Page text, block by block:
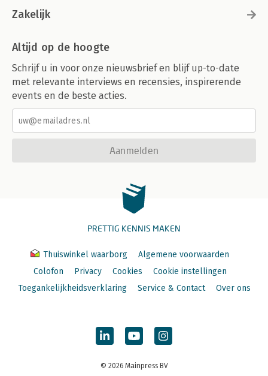
Zakelijk
Altijd op de hoogte
Schrijf u in voor onze nieuwsbrief en blijf up-to-date
met relevante interviews en recensies, inspirerende
events en de beste acties.
Aanmelden
PRETTIG KENNIS MAKEN
Thuiswinkel waarborg
Algemene voorwaarden
Colofon
Privacy Cookies
Cookie instellingen
Toegankelijkheidsverklaring
Service & Contact Over ons
© 2026 Mainpress BV